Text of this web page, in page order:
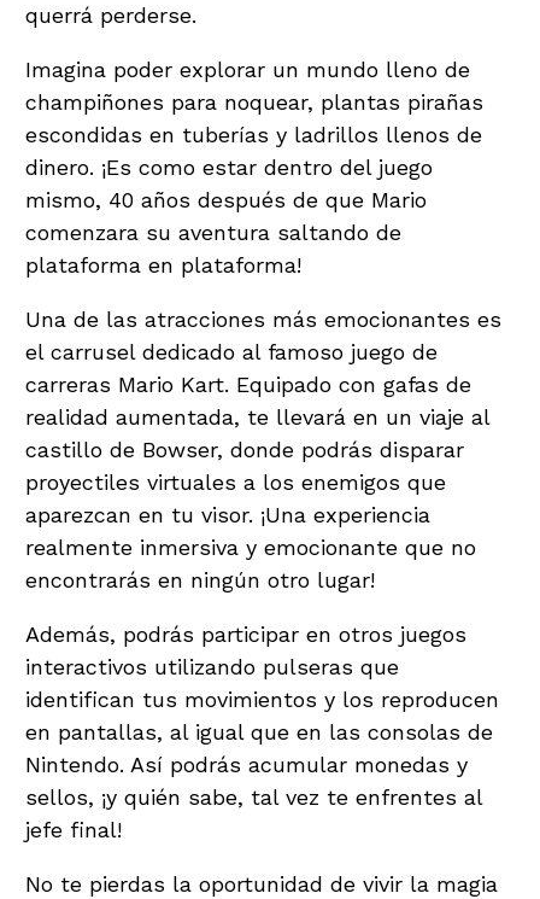
querrá perderse.
Imagina poder explorar un mundo lleno de
champiñones para noquear, plantas pirañas
escondidas en tuberías y ladrillos llenos de
dinero. ¡Es como estar dentro del juego
mismo, 40 años después de que Mario
comenzara su aventura saltando de
plataforma en plataforma!
Una de las atracciones más emocionantes es
el carrusel dedicado al famoso juego de
carreras Mario Kart. Equipado con gafas de
realidad aumentada, te llevará en un viaje al
castillo de Bowser, donde podrás disparar
proyectiles virtuales a los enemigos que
aparezcan en tu visor. ¡Una experiencia
realmente inmersiva y emocionante que no
encontrarás en ningún otro lugar!
Además, podrás participar en otros juegos
interactivos utilizando pulseras que
identifican tus movimientos y los reproducen
en pantallas, al igual que en las consolas de
Nintendo. Así podrás acumular monedas y
sellos, ¡y quién sabe, tal vez te enfrentes al
jefe final!
No te pierdas la oportunidad de vivir la magia